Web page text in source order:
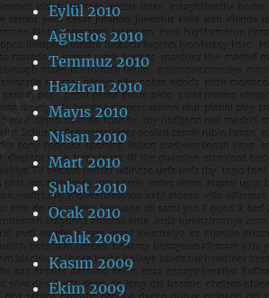
Eylül 2010
Ağustos 2010
Temmuz 2010
Haziran 2010
Mayıs 2010
Nisan 2010
Mart 2010
Şubat 2010
Ocak 2010
Aralık 2009
Kasım 2009
Ekim 2009